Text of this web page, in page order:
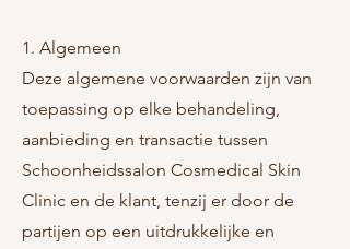
1. Algemeen
Deze algemene voorwaarden zijn van
toepassing op elke behandeling,
aanbieding en transactie tussen
Schoonheidssalon Cosmedical Skin
Clinic en de klant, tenzij er door de
partijen op een uitdrukkelijke en